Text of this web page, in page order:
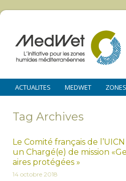
ACTUALITES MEDWET
Tag Archives
Le Comité français de
un Chargé(e) de mission
aires protégées »
14 octobre 2018